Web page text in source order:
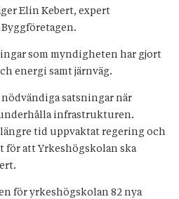
Elin Kebert, expert
som myndigheten har gjort
energi samt järnväg.
satsningar när
infrastrukturen.
tid uppvaktat regering och
för att Yrkeshögskolan ska
för yrkeshögskolan 82 nya